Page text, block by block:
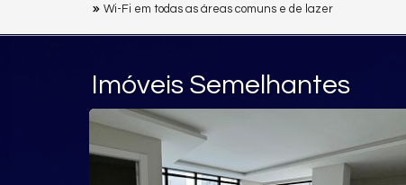
Wi-Fi em todas as áreas comuns e de lazer
Imóveis Semelhantes
EXCLUSIVIDADE